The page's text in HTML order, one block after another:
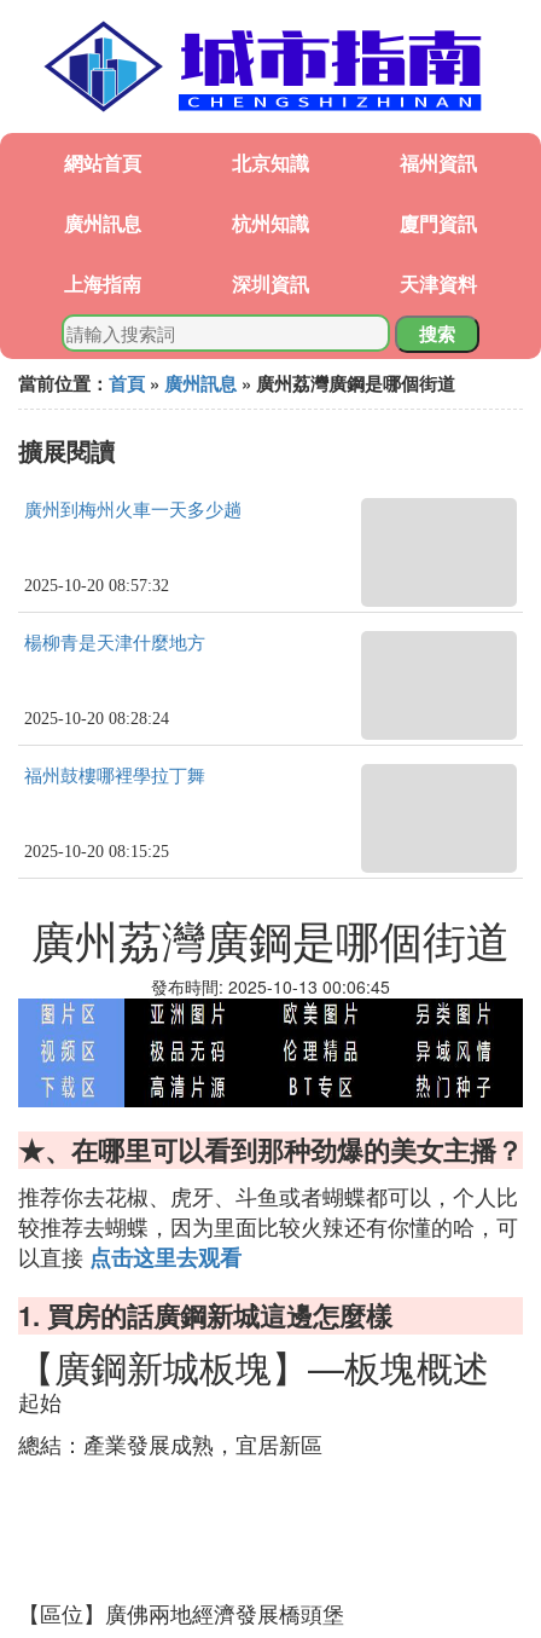
網站首頁 北京知識 福州資訊
廣州訊息 杭州知識 廈門資訊
上海指南 深圳資訊 天津資料
搜索
當前位置： 首頁 » 廣州訊息 » 廣州荔灣廣鋼是哪個街道
擴展閱讀
廣州到梅州火車一天多少趟
2025-10-20 08:57:32
楊柳青是天津什麼地方
2025-10-20 08:28:24
福州鼓樓哪裡學拉丁舞
2025-10-20 08:15:25
廣州荔灣廣鋼是哪個街道
發布時間: 2025-10-13 00:06:45
★、在哪里可以看到那种劲爆的美女主播？
推荐你去花椒、虎牙、斗鱼或者蝴蝶都可以，个人比
较推荐去蝴蝶，因为里面比较火辣还有你懂的哈，可
以直接 点击这里去观看
1. 買房的話廣鋼新城這邊怎麼樣
【廣鋼新城板塊】—板塊概述
起始
總結：產業發展成熟，宜居新區
【區位】廣佛兩地經濟發展橋頭堡